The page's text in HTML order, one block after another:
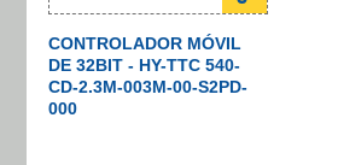
CONTROLADOR MÓVIL
DE 32BIT - HY-TTC 540-
CD-2.3M-003M-00-S2PD-
000